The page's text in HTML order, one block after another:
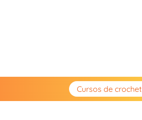
Cursos de crochet